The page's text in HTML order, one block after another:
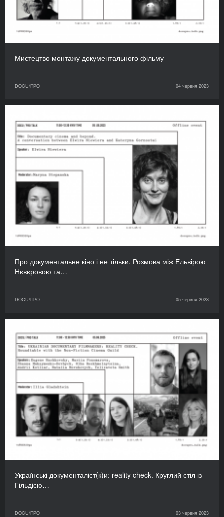
Мистецтво монтажу документального фільму
DOCU/ПРО 04 червня 2023
Про документальне кіно і не тільки. Розмова між Ельвірою
Нєвєровою та…
DOCU/ПРО 05 червня 2023
Українські документаліст(к)и: reality check. Круглий стіл із
Гільдією…
DOCU/ПРО 03 червня 2023